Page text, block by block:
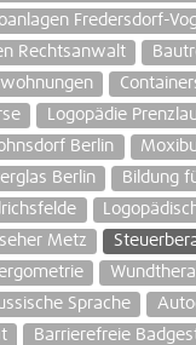
Fredersdorf-
Rechtsanwalt
Logopädie
Berlin
Berlin
Bildung
Metz
Sprache
Barrierefreie